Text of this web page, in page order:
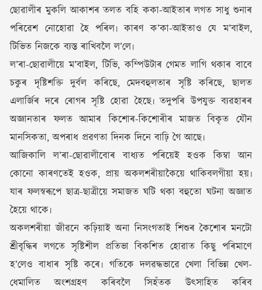
ছোৱালীৰ মুকলি আকাশৰ তলত বহি ককা-আইতাৰ লগত সাধু শুনাৰ
পৰিৱেশ নোহোৱা হৈ পৰিল৷ কাৰণ ক’কা-আইতাও যে ম’বাইল,
টিভিত নিজকে ব্যস্ত ৰাখিবলৈ ল’লে৷
ল’ৰা-ছোৱালীয়ে ম’বাইল, টিভি, কম্পিউটাৰ গেমত লাগি থকাৰ বাবে
চকুৰ দৃষ্টিশক্তি দুৰ্বল কৰিছে, মেদবহুলতাৰ সৃষ্টি কৰিছে, ছালত
এলাৰ্জিৰ দৰে ৰোগৰ সৃষ্টি হোৱা হৈছে৷ তদুপৰি উপযুক্ত ব্যৱহাৰৰ
অজ্ঞানতাৰ ফলত আমাৰ কিশোৰ-কিশোৰীৰ মাজত বিকৃত যৌন
মানসিকতা, অপৰাধ প্ৰৱণতা দিনক দিনে বাঢ়ি গৈ আছে৷
আজিকালি ল’ৰা-ছোৱালীবোৰ বাধ্যত পৰিয়েই হওক কিম্বা আন
কোনো কাৰণতেই হওক, প্ৰায় অকলশৰীয়াকৈয়ে থাকিবলগীয়া হয়৷
যাৰ ফলস্বৰূপে ছাত্ৰ-ছাত্ৰীয়ে সমাজত ঘটি থকা বহুতো ঘটনা অজ্ঞাত
হৈয়ে থাকে৷
অকলশৰীয়া জীৱনে কঢ়িয়াই অনা নিসংগতাই শিশুৰ কৈশোৰ মনটো
শ্ৰীবৃদ্ধিৰ লগতে সৃষ্টিশীল প্ৰতিভা বিকশিত হোৱাত কিছু পৰিমাণে
হ’লেও বাধাৰ সৃষ্টি কৰে৷ গতিকে দলৱদ্ধভাৱে খেলা বিভিন্ন খেল-
ধেমালিত অংশগ্ৰহণ কৰিবলৈ সিহঁতক উৎসাহিত কৰিব